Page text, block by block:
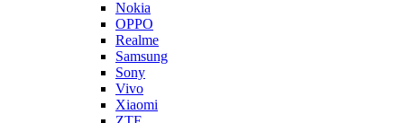
Nokia
OPPO
Realme
Samsung
Sony
Vivo
Xiaomi